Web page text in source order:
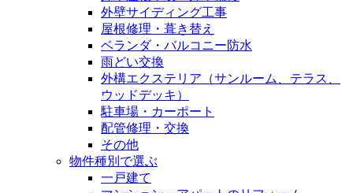
外壁サイディング工事
屋根修理・葺き替え
ベランダ・バルコニー防水
雨どい交換
外構エクステリア（サンルーム、テラス、
ウッドデッキ）
駐車場・カーポート
配管修理・交換
その他
物件種別で選ぶ
一戸建て